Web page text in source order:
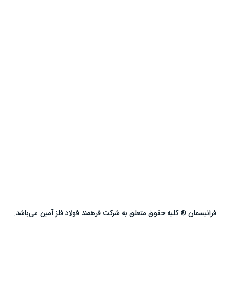
فرانیسمان ® کلیه حقوق متعلق به شرکت فرهمند فولاد فلز آمین می‌باشد.